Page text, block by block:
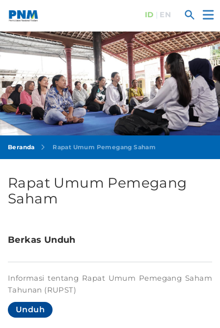
ID | EN
Beranda Rapat Umum Pemegang Saham
Rapat Umum Pemegang
Saham
Berkas Unduh
Informasi tentang Rapat Umum Pemegang Saham
Tahunan (RUPST)
Unduh